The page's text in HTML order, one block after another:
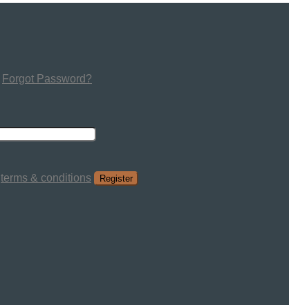
Forgot Password?
terms & conditions Register